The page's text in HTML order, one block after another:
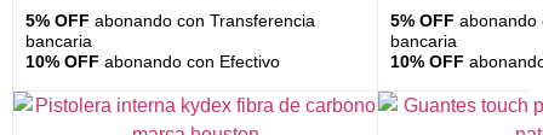
5% OFF abonando con Transferencia
bancaria
10% OFF abonando con Efectivo
5% OFF abonando
bancaria
10% OFF